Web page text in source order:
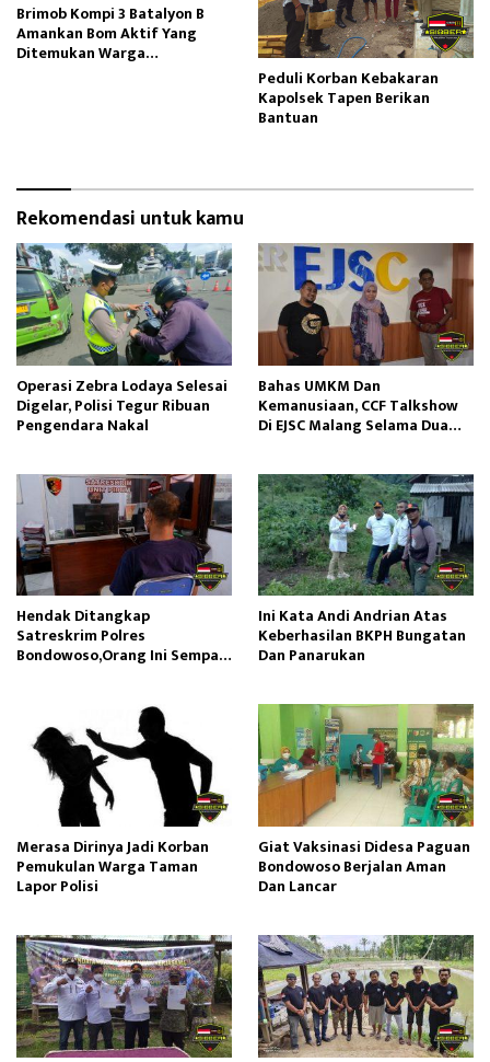
Brimob Kompi 3 Batalyon B
Amankan Bom Aktif Yang
Ditemukan Warga
Peduli Korban Kebakaran
Kapolsek Tapen Berikan
Bantuan
Rekomendasi untuk kamu
Operasi Zebra Lodaya Selesai
Digelar, Polisi Tegur Ribuan
Pengendara Nakal
Bahas UMKM Dan
Kemanusiaan, CCF Talkshow
Di EJSC Malang Selama Dua
Hendak Ditangkap
Satreskrim Polres
Bondowoso,Orang Ini Sempat
Ini Kata Andi Andrian Atas
Keberhasilan BKPH Bungatan
Dan Panarukan
Merasa Dirinya Jadi Korban
Pemukulan Warga Taman
Lapor Polisi
Giat Vaksinasi Didesa Paguan
Bondowoso Berjalan Aman
Dan Lancar